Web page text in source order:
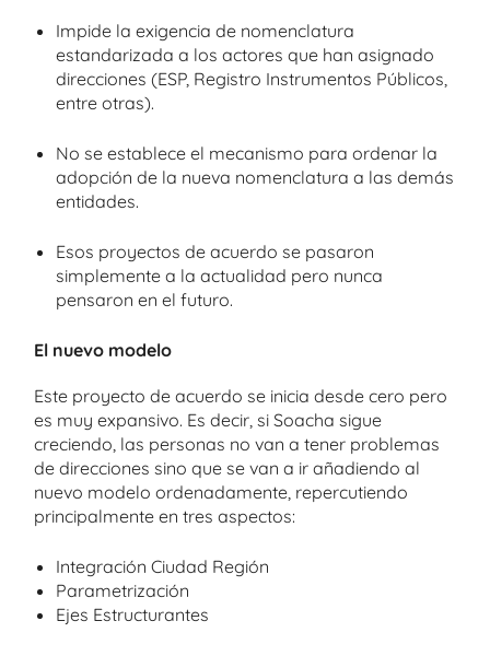
Impide la exigencia de nomenclatura
estandarizada a los actores que han asignado
direcciones (ESP, Registro Instrumentos Públicos,
entre otras).
No se establece el mecanismo para ordenar la
adopción de la nueva nomenclatura a las demás
entidades.
Esos proyectos de acuerdo se pasaron
simplemente a la actualidad pero nunca
pensaron en el futuro.
El nuevo modelo
Este proyecto de acuerdo se inicia desde cero pero
es muy expansivo. Es decir, si Soacha sigue
creciendo, las personas no van a tener problemas
de direcciones sino que se van a ir añadiendo al
nuevo modelo ordenadamente, repercutiendo
principalmente en tres aspectos:
Integración Ciudad Región
Parametrización
Ejes Estructurantes